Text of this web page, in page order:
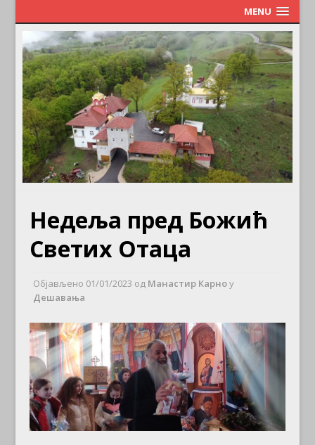
MENU
Недеља пред Божић
Светих Отаца
Објављено 01/01/2023 од Манастир Карноу
Дешавања